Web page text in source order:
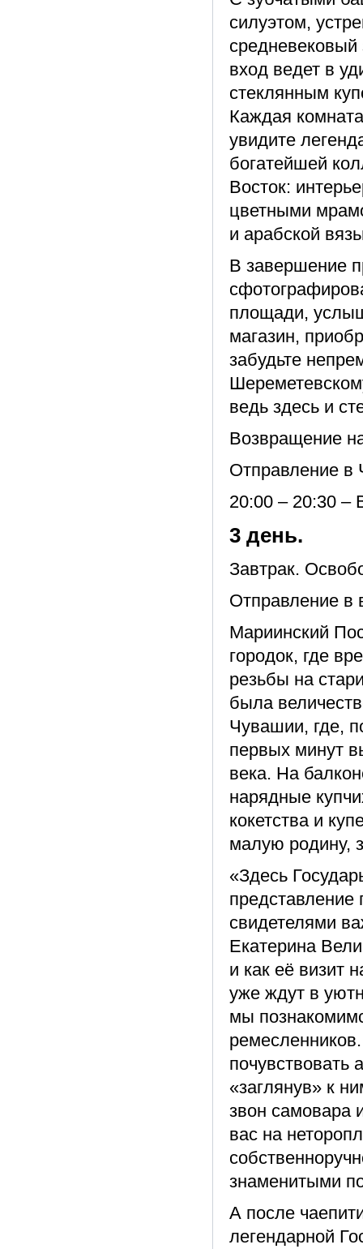
силуэтом,
вход ведет в
стеклянным
Каждая
увидите
богатейшей
Восток:
цветными
и арабской
В завершение
площади,
магазин,
забудьте
ведь здесь и
Возвращение
Отправление в
20:00 – 20:30 –
3 день.
Завтрак.
Отправление в
Мариинский
городок, где
резьбы на
была
Чувашии, где,
первых минут
века. На
нарядные
кокетства и
малую родину,
«Здесь
свидетелями
Екатерина
и как её визит
уже ждут в
мы
почувствовать
«заглянув» к
звон самовара
вас на
знаменитыми
А после
легендарной